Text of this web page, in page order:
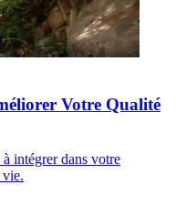
Votre Qualité
intégrer dans votre